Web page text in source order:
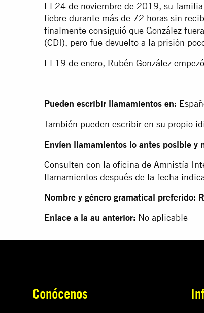
El 24 de noviembre de 2019, su
fiebre durante más de 72 horas sin
finalmente consiguió que González
(CDI), pero fue devuelto a la prisión
El 19 de enero, Rubén González
Pueden escribir llamamientos en:
También pueden escribir en su propio
Envíen llamamientos lo antes posible y
Consulten con la oficina de Amnistía
llamamientos después de la fecha
Nombre y género gramatical preferido:
Enlace a la au anterior: No aplicable
Conócenos